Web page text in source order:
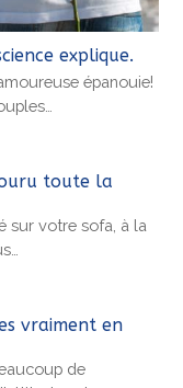
explique.
épanouie!
toute la
sur votre sofa, à la
vraiment en
de